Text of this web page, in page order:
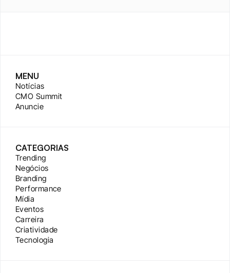
MENU
Notícias
CMO Summit
Anuncie
CATEGORIAS
Trending
Negócios
Branding
Performance
Mídia
Eventos
Carreira
Criatividade
Tecnologia